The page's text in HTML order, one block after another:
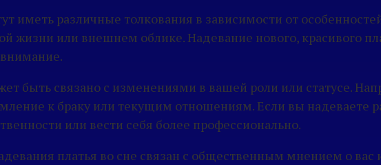
иметь различные толкования в зависимости от
жизни или внешнем облике. Надевание нового, красивого
быть связано с изменениями в вашей роли или статусе.
к браку или текущим отношениям. Если вы надеваете
или вести себя более профессионально.
платья во сне связан с общественным мнением о вас